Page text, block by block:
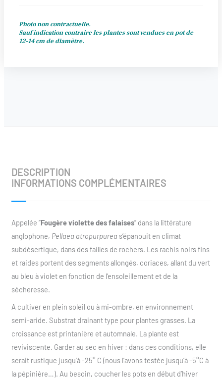
Photo non contractuelle.
Sauf indication contraire les plantes sont vendues en pot de
12-14 cm de diamètre.
DESCRIPTION
INFORMATIONS COMPLÉMENTAIRES
Appelée “Fougère violette des falaises” dans la littérature
anglophone, Pellaea atropurpurea s’épanouit en climat
subdésertique, dans des failles de rochers. Les rachis noirs fins
et raides portent des segments allongés, coriaces, allant du vert
au bleu à violet en fonction de l’ensoleillement et de la
sécheresse.
A cultiver en plein soleil ou à mi-ombre, en environnement
semi-aride. Substrat drainant type pour plantes grasses. La
croissance est printanière et automnale. La plante est
reviviscente. Garder au sec en hiver : dans ces conditions, elle
serait rustique jusqu’à -25° C (nous l’avons testée jusqu’à -5°C à
la pépinière…). Au besoin, coucher les pots en début d’hiver